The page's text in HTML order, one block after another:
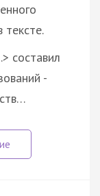
тексте.
составил
-